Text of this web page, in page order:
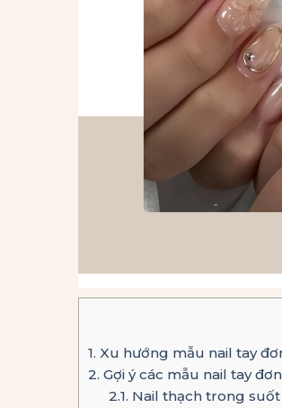
1. Xu hướng mẫu nail tay
2. Gợi ý các mẫu nail tay
2.1. Nail thạch trong suốt